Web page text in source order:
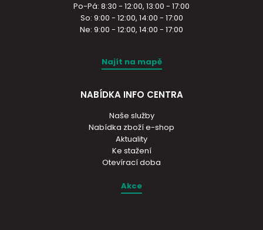
Po-Pá: 8:30 - 12:00, 13:00 - 17:00
So: 9:00 - 12:00, 14:00 - 17:00
Ne: 9:00 - 12:00, 14:00 - 17:00
Najít na mapě
NABÍDKA INFO CENTRA
Naše služby
Nabídka zboží e-shop
Aktuality
Ke stažení
Otevírací doba
Akce